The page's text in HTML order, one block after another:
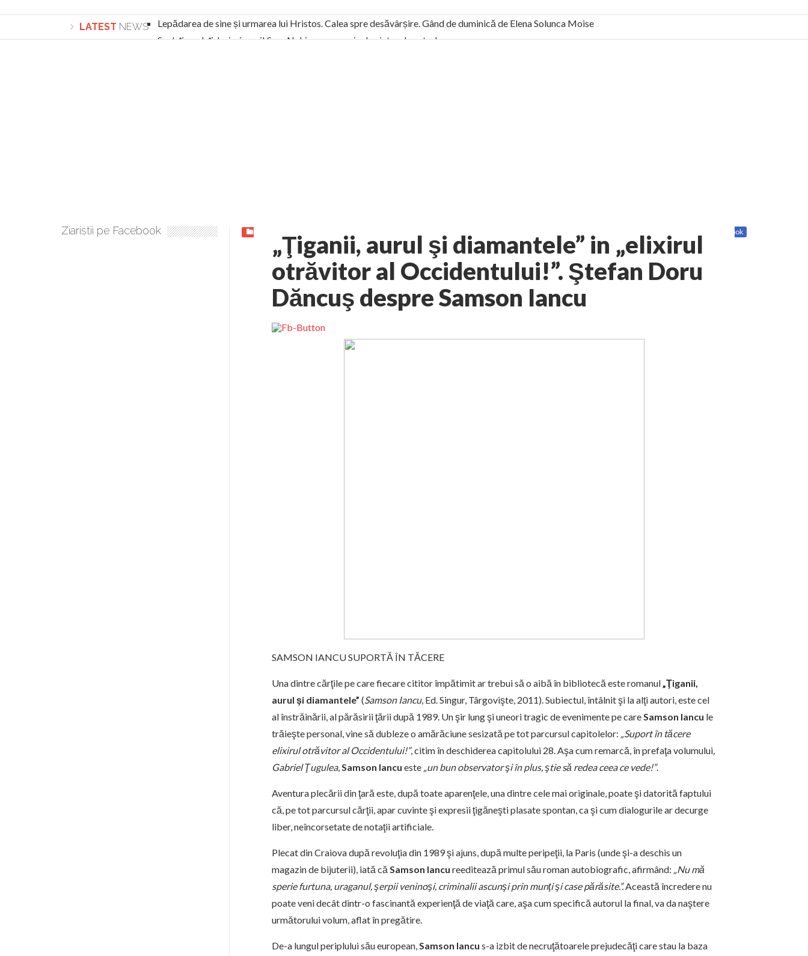
LATEST NEWS
Lepădarea de sine și urmarea lui Hristos. Calea spre desăvârșire. Gând de duminică de Elena Solunca Moise
Sculați, sculați, boieri mari! Sara Nukina are nevoie de ajutorul nostru!
Facebook
„Ţiganii, aurul şi diamantele” in „elixirul
otrăvitor al Occidentului!”. Ştefan Doru
Dăncuş despre Samson Iancu
SAMSON IANCU SUPORTĂ ÎN TĂCERE
Una dintre cărţile pe care fiecare cititor împătimit ar trebui să o aibă în bibliotecă este romanul„Ţiganii,
aurul şi diamantele” (Samson Iancu, Ed. Singur, Târgovişte, 2011). Subiectul, întâlnit şi la alţi autori, este cel
al înstrăinării, al părăsirii ţării după 1989. Un şir lung şi uneori tragic de evenimente pe careSamson Iancu le
trăieşte personal, vine să dubleze o amărăciune sesizată pe tot parcursul capitolelor: „Suport în tăcere
elixirul otrăvitor al Occidentului!”, citim în deschiderea capitolului 28. Aşa cum remarcă, în prefaţa volumului,
Gabriel Ţugulea,Samson Iancu este „un bun observator şi în plus, ştie să redea ceea ce vede!”.
Aventura plecării din ţară este, după toate aparenţele, una dintre cele mai originale, poate şi datorită faptului
că, pe tot parcursul cărţii, apar cuvinte şi expresii ţigăneşti plasate spontan, ca şi cum dialogurile ar decurge
liber, neîncorsetate de notaţii artificiale.
Plecat din Craiova după revoluţia din 1989 şi ajuns, după multe peripeţii, la Paris (unde şi-a deschis un
magazin de bijuterii), iată că Samson Iancu reeditează primul său roman autobiografic, afirmând: „Nu mă
sperie furtuna, uraganul, şerpii veninoşi, criminalii ascunşi prin munţi şi case părăsite.”.Această încredere nu
poate veni decât dintr-o fascinantă experienţă de viaţă care, aşa cum specifică autorul la final, va da naştere
următorului volum, aflat în pregătire.
De-a lungul periplului său european,Samson Iancu s-a izbit de necruţătoarele prejudecăţi care stau la baza
Ziaristii pe Facebook